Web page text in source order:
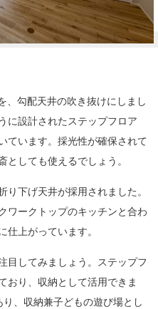
、勾配天井の吹き抜けにしまし
に設計されたステップフロア
ています。採光性が確保されて
としても使えるでしょう。
り下げ天井が採用されました。
ワークトップのキッチンと合わ
仕上がっています。
目してみましょう。 ステップフ
おり、収納として活用できま
、収納兼子どもの遊び場とし